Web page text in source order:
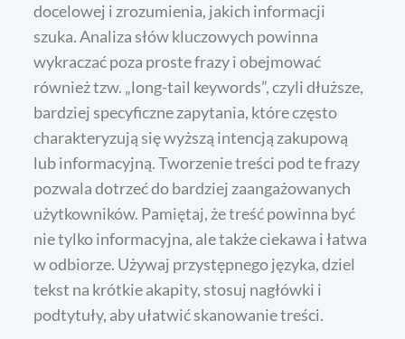
docelowej i zrozumienia, jakich informacji
szuka. Analiza słów kluczowych powinna
wykraczać poza proste frazy i obejmować
również tzw. „long-tail keywords”, czyli dłuższe,
bardziej specyficzne zapytania, które często
charakteryzują się wyższą intencją zakupową
lub informacyjną. Tworzenie treści pod te frazy
pozwala dotrzeć do bardziej zaangażowanych
użytkowników. Pamiętaj, że treść powinna być
nie tylko informacyjna, ale także ciekawa i łatwa
w odbiorze. Używaj przystępnego języka, dziel
tekst na krótkie akapity, stosuj nagłówki i
podtytuły, aby ułatwić skanowanie treści.